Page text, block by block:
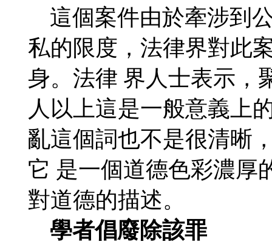
這個案件由於牽涉到
私的限度，法律界對此
身。法律 界人士表示，
人以上這是一般意義上
亂這個詞也不是很清晰
它 是一個道德色彩濃厚
對道德的描述。
學者倡廢除該罪